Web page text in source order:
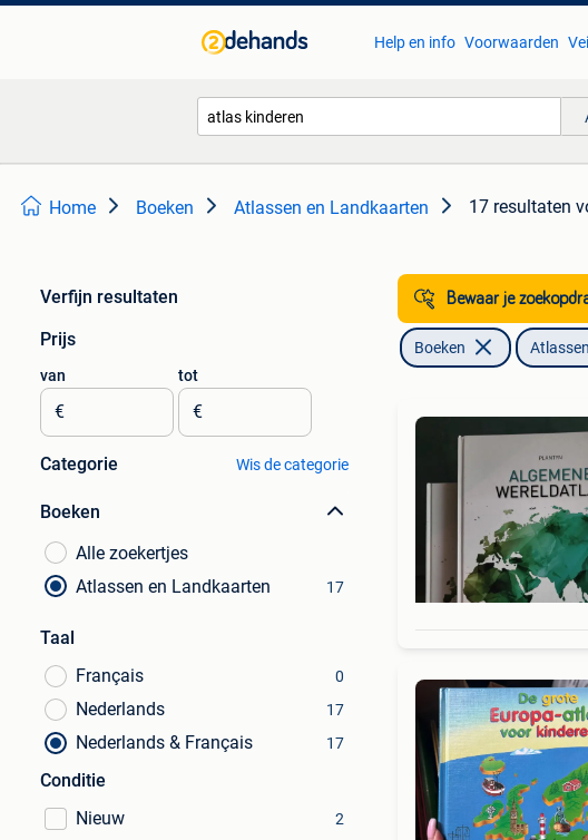
Help en info Voorwaarden
Home Boeken Atlassen en Landkaarten 17 resultaten
Verfijn resultaten
Prijs
van
€
tot
€
Categorie Wis de categorie
Boeken
Alle zoekertjes
Atlassen en Landkaarten
17
Taal
Français
0
Nederlands 17
Nederlands & Français 17
Conditie
Nieuw
2
Bewaar je
Boeken